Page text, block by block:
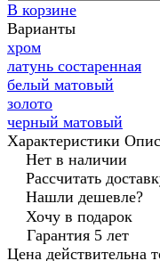
В корзине
Варианты
хром
латунь состаренная
белый матовый
золото
черный матовый
Характеристики
Нет в наличии
Рассчитать
Нашли дешевле?
Хочу в подарок
Гарантия 5 лет
Цена действительна